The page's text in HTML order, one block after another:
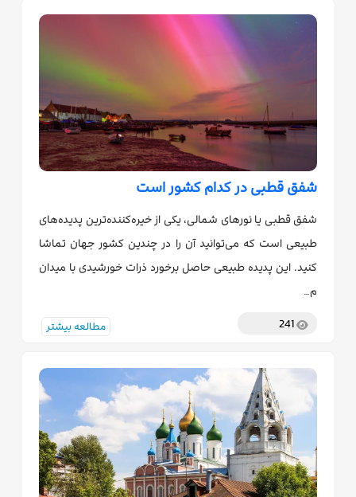
شفق قطبی در کدام کشور است
شفق قطبی یا نورهای شمالی، یکی از خیره‌کننده‌ترین پدیده‌های
طبیعی است که می‌توانید آن را در چندین کشور جهان تماشا
کنید. این پدیده طبیعی حاصل برخورد ذرات خورشیدی با میدان
م…
مطالعه بیشتر